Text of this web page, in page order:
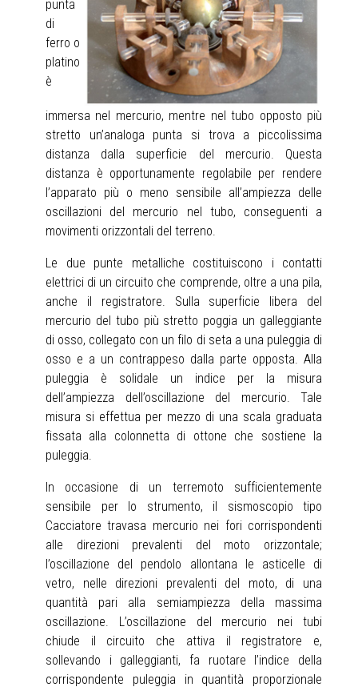
punta
di
ferro o
platino
è
immersa nel mercurio, mentre nel tubo opposto più
stretto un’analoga punta si trova a piccolissima
distanza dalla superficie del mercurio. Questa
distanza è opportunamente regolabile per rendere
l’apparato più o meno sensibile all’ampiezza delle
oscillazioni del mercurio nel tubo, conseguenti a
movimenti orizzontali del terreno.
Le due punte metalliche costituiscono i contatti
elettrici di un circuito che comprende, oltre a una pila,
anche il registratore. Sulla superficie libera del
mercurio del tubo più stretto poggia un galleggiante
di osso, collegato con un filo di seta a una puleggia di
osso e a un contrappeso dalla parte opposta. Alla
puleggia è solidale un indice per la misura
dell’ampiezza dell’oscillazione del mercurio. Tale
misura si effettua per mezzo di una scala graduata
fissata alla colonnetta di ottone che sostiene la
puleggia.
In occasione di un terremoto sufficientemente
sensibile per lo strumento, il sismoscopio tipo
Cacciatore travasa mercurio nei fori corrispondenti
alle direzioni prevalenti del moto orizzontale;
l’oscillazione del pendolo allontana le asticelle di
vetro, nelle direzioni prevalenti del moto, di una
quantità pari alla semiampiezza della massima
oscillazione. L’oscillazione del mercurio nei tubi
chiude il circuito che attiva il registratore e,
sollevando i galleggianti, fa ruotare l’indice della
corrispondente puleggia in quantità proporzionale